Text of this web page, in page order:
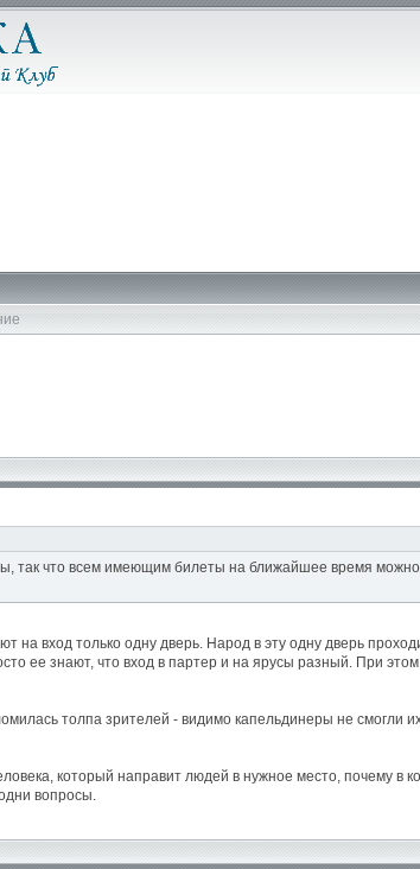
так что всем имеющим билеты на ближайшее время
на вход только одну дверь. Народ в эту одну дверь
ее знают, что вход в партер и на ярусы разный. При
толпа зрителей - видимо капельдинеры не смогли
который направит людей в нужное место, почему в
вопросы.